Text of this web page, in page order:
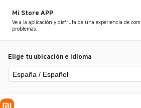
Mi Store APP
Ve a la aplicación y disfruta de una experiencia de
problemas.
Elige tu ubicación e idioma
España / Español